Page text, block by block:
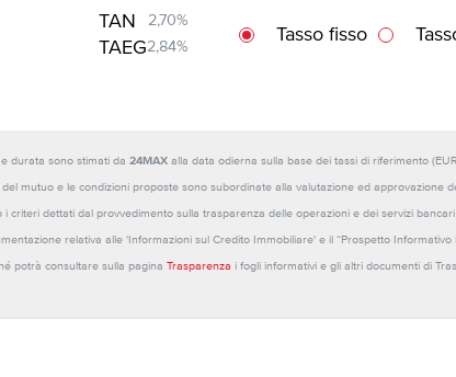
TAN 2,70%
TAEG2,84%
Tasso fisso
durata sono stimati da 24MAXalla data odierna sulla base dei tassi di riferimento
mutuo e le condizioni proposte sono subordinate alla valutazione ed approvazione
criteri dettati dal provvedimento sulla trasparenza delle operazioni e dei servizi
relativa alle 'Informazioni sul Credito Immobiliare' e il “Prospetto
potrà consultare sulla pagina Trasparenza i fogli informativi e gli altri documenti di